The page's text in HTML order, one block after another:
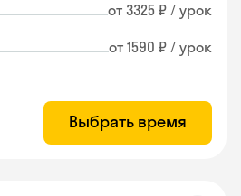
от 3325 ₽ / урок
от 1590 ₽ / урок
Выбрать время